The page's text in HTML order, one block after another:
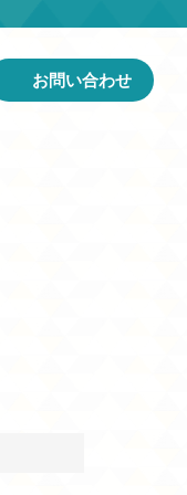
お問い合わせ